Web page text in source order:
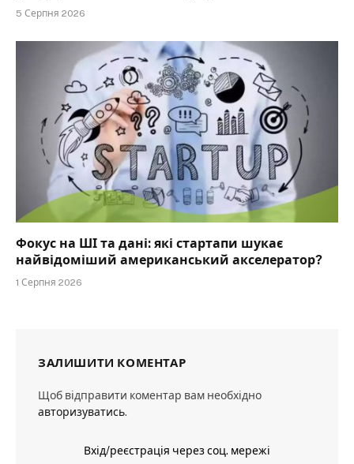
5 Серпня 2026
Фокус на ШІ та дані: які стартапи шукає
найвідоміший американський акселератор?
1 Серпня 2026
ЗАЛИШИТИ КОМЕНТАР
Щоб відправити коментар вам необхідно
авторизуватись.
Вхід/реєстрація через соц. мережі